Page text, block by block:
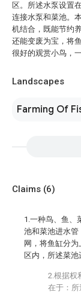
区。所述水泵设置
连接水泵和菜池。
机结合，既能节约
还能变废为宝，将
很好的观赏小鸟，
Landscapes
Farming Of
Claims (6)
1.一种鸟、鱼、
池和菜池进水
网，将鱼缸分
区内，所述菜池
2.根据权
在于：所